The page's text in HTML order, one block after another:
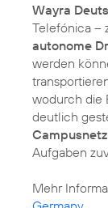
Wayra
Telefónica –
autonome
werden
wodurch die
deutlich
Aufgaben
Mehr